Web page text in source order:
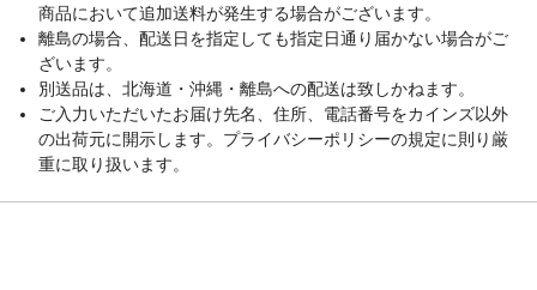
商品において追加送料が発生する場合がございます。
離島の場合、配送日を指定しても指定日通り届かない場合がご
ざいます。
別送品は、北海道・沖縄・離島への配送は致しかねます。
ご入力いただいたお届け先名、住所、電話番号をカインズ以外
の出荷元に開示します。プライバシーポリシーの規定に則り厳
重に取り扱います。